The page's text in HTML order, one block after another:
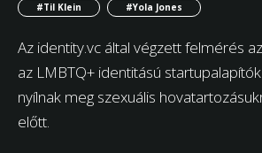
#Til Klein
#Yola Jones
Az identity.vc által végzett felmérés
az LMBTQ+ identitású
nyílnak meg szexuális
előtt.